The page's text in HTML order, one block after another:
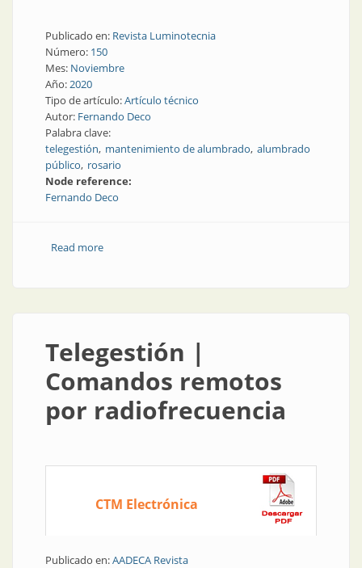
Publicado en: Revista Luminotecnia
Número: 150
Mes: Noviembre
Año:2020
Tipo de artículo:Artículo técnico
Autor: Fernando Deco
Palabra clave:
telegestión mantenimiento de alumbrado alumbrado
público rosario
Node reference:
Fernando Deco
Read moreabout Evolución del alumbrado público en la ciudad
Telegestión |
Comandos remotos
por radiofrecuencia
CTM Electrónica
Publicado en:AADECA Revista